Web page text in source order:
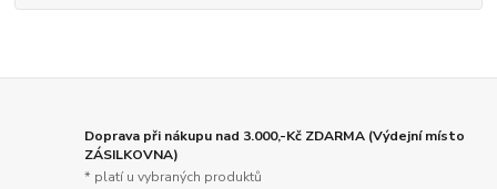
Doprava při nákupu nad 3.000,-Kč ZDARMA (Výdejní místo
ZÁSILKOVNA)
* platí u vybraných produktů